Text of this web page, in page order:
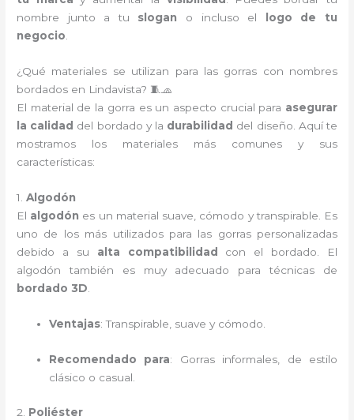
nombre junto a tu slogan o incluso el
logo de tu
negocio
¿Qué materiales se utilizan para las gorras con nombres
bordados en Lindavista? 🧵🧢
El material de la gorra es un aspecto crucial para asegurar
la calidad del bordado y la durabilidad del diseño. Aquí te
mostramos los materiales más comunes y sus
características:
1.Algodón
El algodón es un material suave, cómodo y transpirable. Es
uno de los más utilizados para las gorras personalizadas
debido a su alta compatibilidad
con el bordado. El
algodón también es muy adecuado para técnicas de
bordado 3D
Ventajas: Transpirable, suave y cómodo.
Recomendado para: Gorras informales, de estilo
clásico o casual.
2. Poliéster